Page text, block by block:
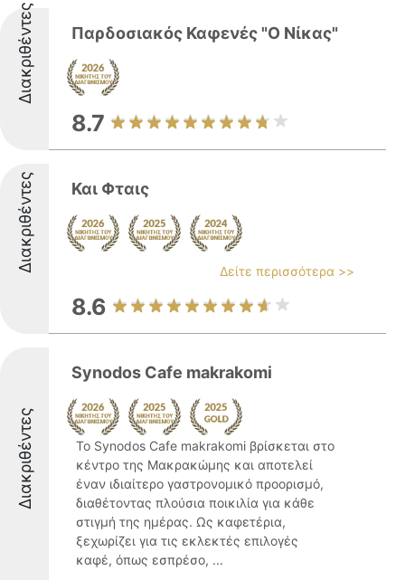
Διακριθέντες Παρδοσιακός Καφενές "Ο Νίκας"
8.7
Διακριθέντες Και Φταις
Δείτε περισσότερα >>
8.6
Διακριθέντες
Synodos Cafe makrakomi
Το Synodos Cafe makrakomi βρίσκεται στο
κέντρο της Μακρακώμης και αποτελεί
έναν ιδιαίτερο γαστρονομικό προορισμό,
διαθέτοντας πλούσια ποικιλία για κάθε
στιγμή της ημέρας. Ως καφετέρια,
ξεχωρίζει για τις εκλεκτές επιλογές
καφέ, όπως εσπρέσο, ...